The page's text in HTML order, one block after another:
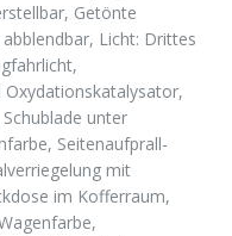
Getönte
Licht: Drittes
unter
Seitenaufprall-
mit
im Kofferraum,